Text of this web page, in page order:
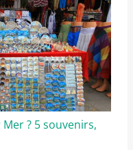
? 5 souvenirs,